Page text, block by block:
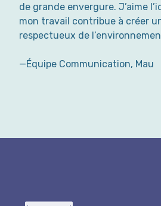
de grande envergure. J’aime
mon travail contribue à créer
respectueux de
—Équipe Communication, Mau